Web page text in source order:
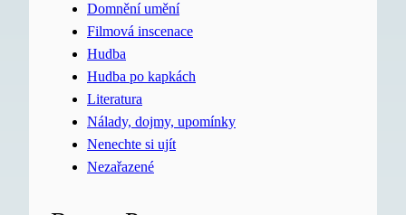
Domnění umění
Filmová inscenace
Hudba
Hudba po kapkách
Literatura
Nálady, dojmy, upomínky
Nenechte si ujít
Nezařazené